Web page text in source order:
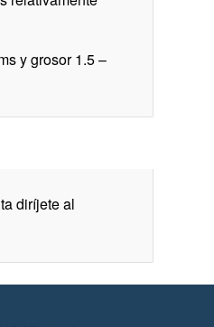
y grosor 1.5 –
diríjete al